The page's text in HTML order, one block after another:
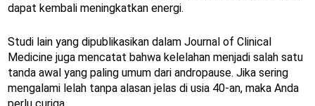
dapat kembali meningkatkan energi.
Studi lain yang dipublikasikan dalam Journal of Clinical
Medicine juga mencatat bahwa kelelahan menjadi salah satu
tanda awal yang paling umum dari andropause. Jika sering
mengalami lelah tanpa alasan jelas di usia 40-an, maka Anda